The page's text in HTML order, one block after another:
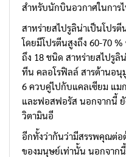
สำหรับนักบินอวกาศในการ
สาหร่ายสไปรูลิน่าเป็นโปร
โดยมีโปรตีนสูงถึง 60-70
ถึง 18 ชนิด สาหร่ายสไปรูลิ
ทีน คลอโรฟิลล์ สารต้านอนุ
6 ควบคู่ไปกับแคลเซียม แม
และฟอสฟอรัส นอกจากนี้
วิตามินอี
อีกทั้งว่ากันว่ามีสรรพคุณต่อ
ของมนุษย์เท่านั้น นอกจาก